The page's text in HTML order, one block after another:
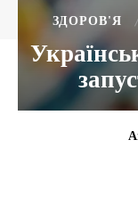
ЗДОРОВ'Я